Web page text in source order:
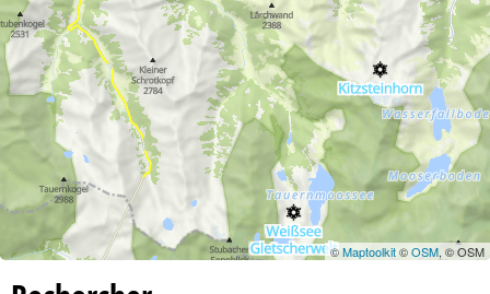
©Maptoolkit©OSM, © OSM